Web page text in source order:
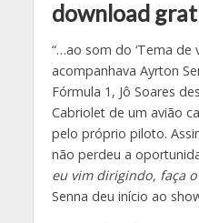
download
“…ao som do ‘Tema de
acompanhava Ayrton
Fórmula 1, Jô Soares
Cabriolet de um avião
pelo próprio piloto.
não perdeu a
eu vim dirigindo, faça o
Senna deu início ao